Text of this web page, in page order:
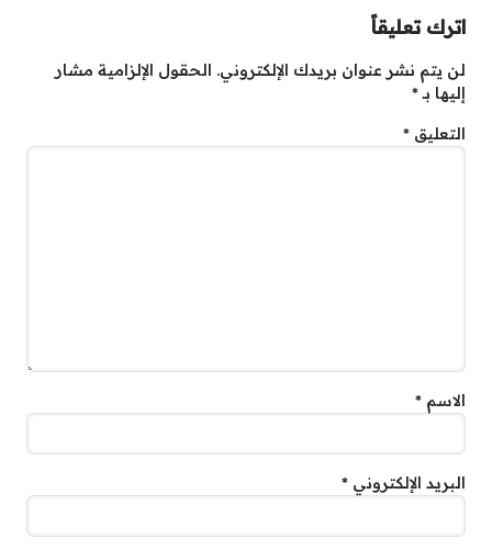
اترك تعليقاً
لن يتم نشر عنوان بريدك الإلكتروني. الحقول الإلزامية مشار
إليها بـ*
التعليق *
الاسم *
البريد الإلكتروني *